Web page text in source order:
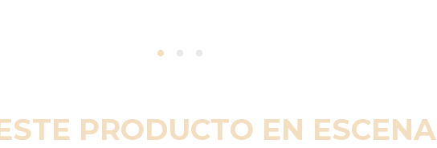
PRODUCTO EN ESCENA